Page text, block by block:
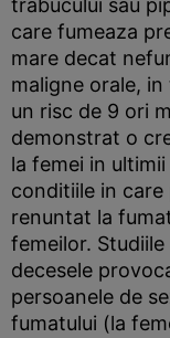
trabucului sau
care fumeaza
mare decat
maligne orale,
un risc de 9 ori
demonstrat o
la femei in
conditiile in
renuntat la
femeilor.
decesele
persoanele de
fumatului (la